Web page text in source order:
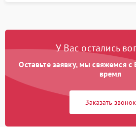
У Вас остались
Оставьте заявку, мы свяжемся
время
Заказать звонок